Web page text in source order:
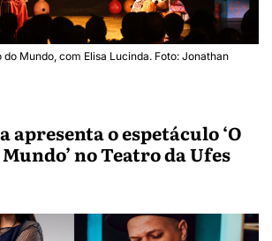
do Mundo, com Elisa Lucinda. Foto: Jonathan
apresenta o espetáculo ‘O
no Teatro da Ufes